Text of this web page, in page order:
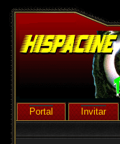
Portal Invitar